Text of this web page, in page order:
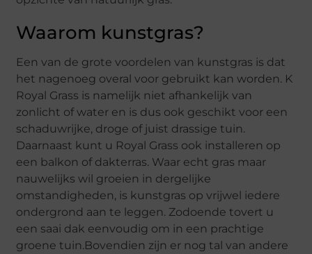
Waarom kunstgras?
Een van de grote voordelen van kunstgras is dat
het nagenoeg overal voor gebruikt kan worden. K
Royal Grass is namelijk niet afhankelijk van
zonlicht of water en is dus ook geschikt voor een
schaduwrijke, droge of juist drassige tuin.
Daarnaast kunt u Royal Grass ook installeren op
een balkon of dakterras. Waar echt gras maar
nauwelijks wil groeien in dergelijke
omstandigheden, is kunstgras op vrijwel iedere
ondergrond aan te leggen. Zodoende tovert u
een saai dak eenvoudig om in een prachtige
groene tuin.Bovendien zijn er nog tal van andere